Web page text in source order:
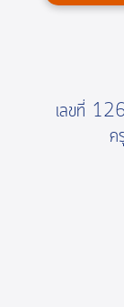
เลขที่
ค